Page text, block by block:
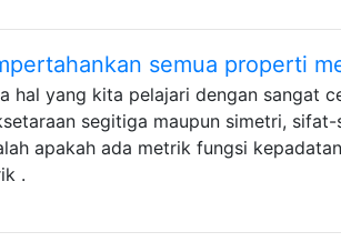
semua properti
hal yang kita pelajari dengan sangat
segitiga maupun simetri,
apakah ada metrik fungsi kepadatan
.